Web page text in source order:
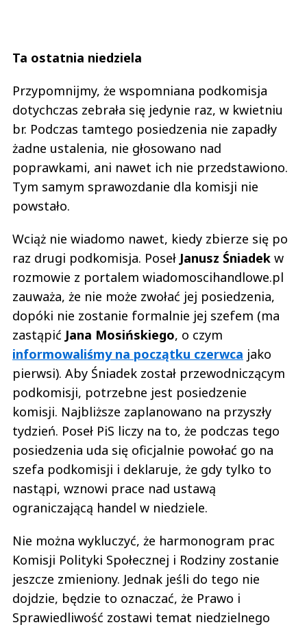
Ta ostatnia niedziela
Przypomnijmy, że wspomniana podkomisja
dotychczas zebrała się jedynie raz, w kwietniu
br. Podczas tamtego posiedzenia nie zapadły
żadne ustalenia, nie głosowano nad
poprawkami, ani nawet ich nie przedstawiono.
Tym samym sprawozdanie dla komisji nie
powstało.
Wciąż nie wiadomo nawet, kiedy zbierze się po
raz drugi podkomisja. Poseł Janusz Śniadek w
rozmowie z portalem wiadomoscihandlowe.pl
zauważa, że nie może zwołać jej posiedzenia,
dopóki nie zostanie formalnie jej szefem (ma
zastąpić Jana Mosińskiego, o czym
informowaliśmy na początku czerwca jako
pierwsi). Aby Śniadek został przewodniczącym
podkomisji, potrzebne jest posiedzenie
komisji. Najbliższe zaplanowano na przyszły
tydzień. Poseł PiS liczy na to, że podczas tego
posiedzenia uda się oficjalnie powołać go na
szefa podkomisji i deklaruje, że gdy tylko to
nastąpi, wznowi prace nad ustawą
ograniczającą handel w niedziele.
Nie można wykluczyć, że harmonogram prac
Komisji Polityki Społecznej i Rodziny zostanie
jeszcze zmieniony. Jednak jeśli do tego nie
dojdzie, będzie to oznaczać, że Prawo i
Sprawiedliwość zostawi temat niedzielnego